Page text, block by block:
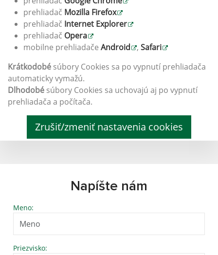
prehliadač Mozilla Firefox
prehliadač Internet Explorer
prehliadač Opera
mobilne prehliadače Android , Safari
Krátkodobé súbory Cookies sa po vypnutí prehliadača
automaticky vymažú.
Dlhodobé súbory Cookies sa uchovajú aj po vypnutí
prehliadača a počítača.
Zrušiť/zmeniť nastavenia cookies
Napíšte nám
Meno:
Priezvisko: